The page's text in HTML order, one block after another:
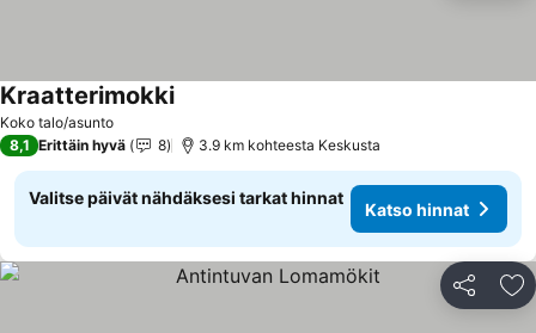
Koko talo/asunto
Kraatterimokki
8,1 Erittäin hyvä 8 3.9 km kohteesta Keskusta
Valitse päivät nähdäksesi tarkat hinnat
Katso hinnat
Jaa